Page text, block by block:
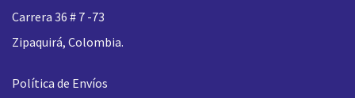
Carrera 36 # 7 -73
Zipaquirá, Colombia.
Política de Envíos